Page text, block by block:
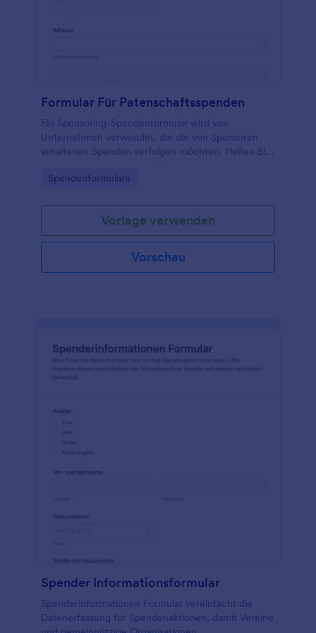
Formular Für Patenschaftsspenden
Ein Sponsoring-Spendenformular wird von
Unternehmen verwendet, die die von Sponsoren
erhaltenen Spenden verfolgen möchten. Helfen Sie
Ihrem Unternehmen, den Überblick über Spenden
zu behalten, mit einem kostenlosen Online-
Go to Category:
Spendenformulare
Vorlage verwenden
Vorschau
Spender Informationsformular
Spenderinformationen Formular vereinfacht die
Datenerfassung für Spendenaktionen, damit Vereine